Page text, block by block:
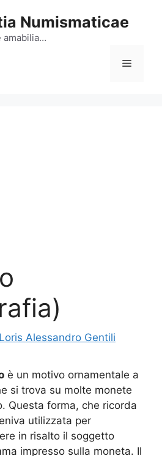
Numismaticae
amabilia…
Menu
Loris Alessandro Gentili
è un motivo ornamentale a
si trova su molte monete
Questa forma, che ricorda
utilizzata per
in risalto il soggetto
impresso sulla moneta. Il